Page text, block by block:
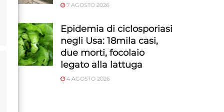
7 AGOSTO 2026
Epidemia di ciclosporiasi
negli Usa: 18mila casi,
due morti, focolaio
legato alla lattuga
4 AGOSTO 2026